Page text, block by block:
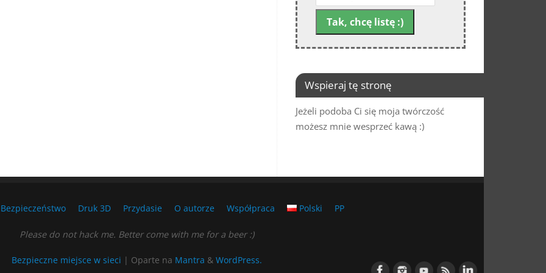
Wspieraj tę stronę
Jeżeli podoba Ci się moja twórczość
możesz mnie wesprzeć kawą :)
Bezpieczeństwo Druk 3D Przydasie O autorze Współpraca Polski PP
Please do not hack me. Better come with me for a beer :)
Bezpieczne miejsce w sieci | Oparte na Mantra & WordPress.